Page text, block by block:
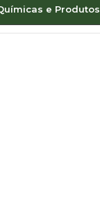
e Produtos
C224-CW